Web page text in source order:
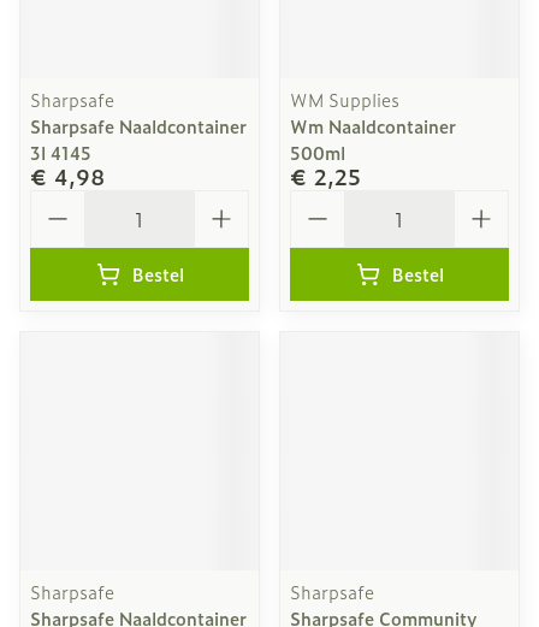
Sharpsafe
Sharpsafe Naaldcontainer
3l 4145
€ 4,98
Bestel
WM Supplies
Wm Naaldcontainer
500ml
€ 2,25
Bestel
Sharpsafe
Sharpsafe Naaldcontainer
Sharpsafe
Sharpsafe Community